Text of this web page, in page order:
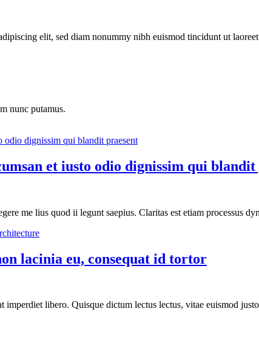
elit, sed diam nonummy nibh euismod tincidunt ut
nunc putamus.
et iusto odio dignissim qui blandit
me lius quod ii legunt saepius. Claritas est etiam processus
lacinia eu, consequat id tortor
imperdiet libero. Quisque dictum lectus lectus, vitae euismod